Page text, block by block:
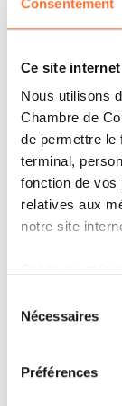
Ce site
Nous utilisons
Chambre de
de permettre le
terminal,
fonction de vos
relatives aux
notre site
à l’exception
cookies est
dessus.
Nécessaires
Préférences